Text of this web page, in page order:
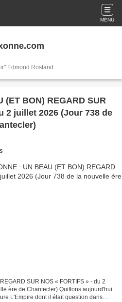
MENU
Edmond Rostand
(ET BON) REGARD SUR
2 juillet 2026 (Jour 738 de
SUR NOS « FORTIFS » - du 2
ère de Chantecler) Quittons aujourd'hui
L'Empire dont il était question dans